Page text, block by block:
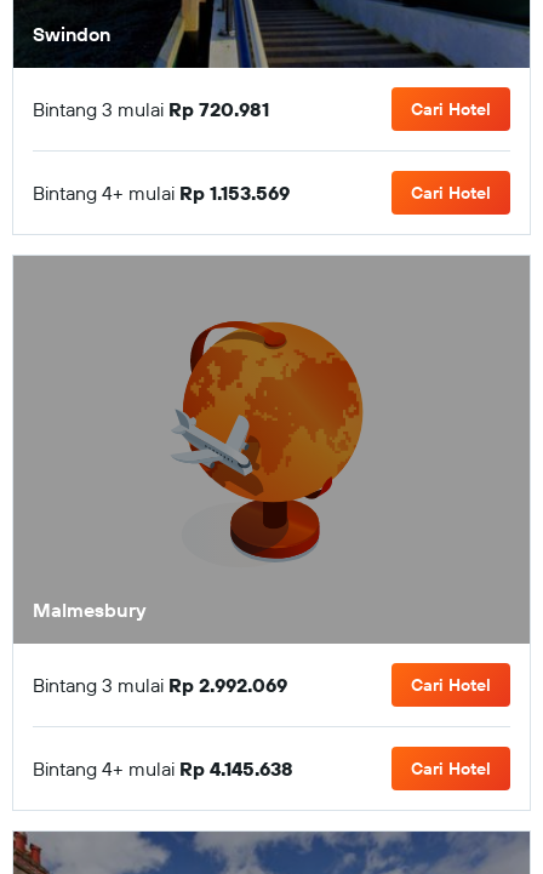
Swindon
Bintang 3 mulai Rp 720.981 Cari Hotel
Bintang 4+ mulai Rp 1.153.569 Cari Hotel
Malmesbury
Bintang 3 mulai Rp 2.992.069 Cari Hotel
Bintang 4+ mulai Rp 4.145.638 Cari Hotel